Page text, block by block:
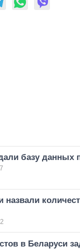
базу данных
назвали
в Беларуси